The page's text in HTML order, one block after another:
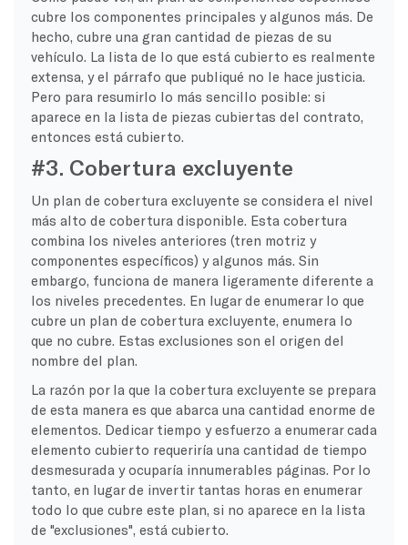
cubre los componentes principales y algunos más. De
hecho, cubre una gran cantidad de piezas de su
vehículo. La lista de lo que está cubierto es realmente
extensa, y el párrafo que publiqué no le hace justicia.
Pero para resumirlo lo más sencillo posible: si
aparece en la lista de piezas cubiertas del contrato,
entonces está cubierto.
#3. Cobertura excluyente
Un plan de cobertura excluyente se considera el nivel
más alto de cobertura disponible. Esta cobertura
combina los niveles anteriores (tren motriz y
componentes específicos) y algunos más. Sin
embargo, funciona de manera ligeramente diferente a
los niveles precedentes. En lugar de enumerar lo que
cubre un plan de cobertura excluyente, enumera lo
que no cubre. Estas exclusiones son el origen del
nombre del plan.
La razón por la que la cobertura excluyente se prepara
de esta manera es que abarca una cantidad enorme de
elementos. Dedicar tiempo y esfuerzo a enumerar cada
elemento cubierto requeriría una cantidad de tiempo
desmesurada y ocuparía innumerables páginas. Por lo
tanto, en lugar de invertir tantas horas en enumerar
todo lo que cubre este plan, si no aparece en la lista
de "exclusiones", está cubierto.